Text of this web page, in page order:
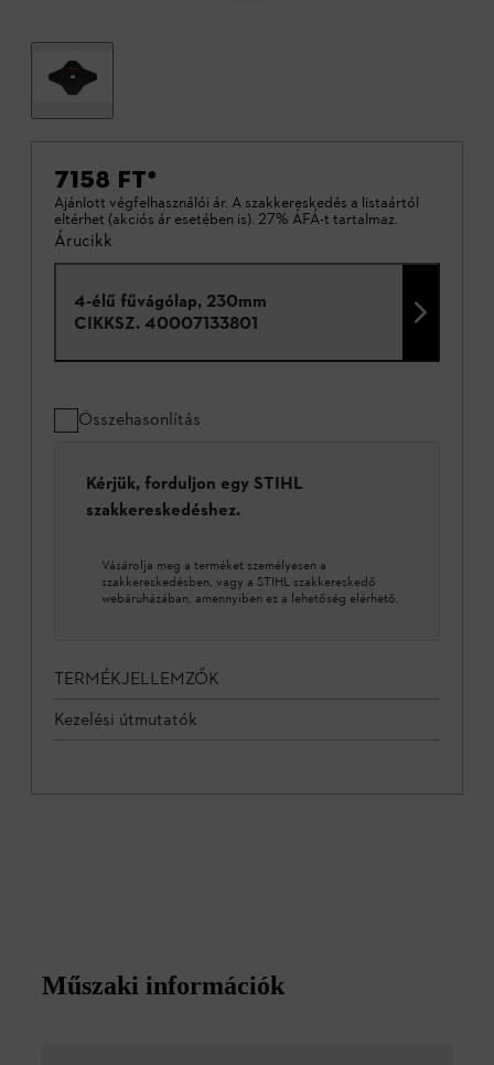
7158 FT*
Ajánlott végfelhasználói ár. A szakkereskedés a listaártól
eltérhet (akciós ár esetében is). 27% ÁFÁ-t tartalmaz.
Árucikk
4-élű fűvágólap, 230mm
CIKKSZ. 40007133801
Összehasonlítás
Kérjük, forduljon egy STIHL
szakkereskedéshez.
Vásárolja meg a terméket személyesen a
szakkereskedésben, vagy a STIHL szakkereskedő
webáruházában, amennyiben ez a lehetőség elérhető.
TERMÉKJELLEMZŐK
Kezelési útmutatók
Műszaki információk